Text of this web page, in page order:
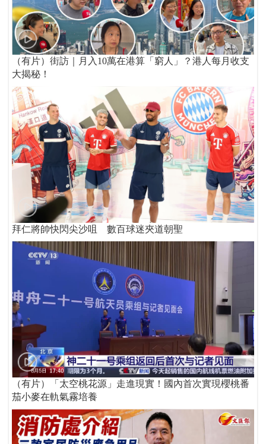
（有片）街訪｜月入10萬在港算「窮人」？港人每月收支
大揭秘！
拜仁將帥快閃尖沙咀 數百球迷夾道朝聖
（有片）「太空桃花源」走進現實！國內首次實現櫻桃番
茄小麥在軌氣霧培養